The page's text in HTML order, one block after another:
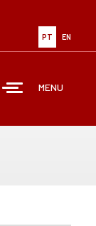
PT EN
MENU